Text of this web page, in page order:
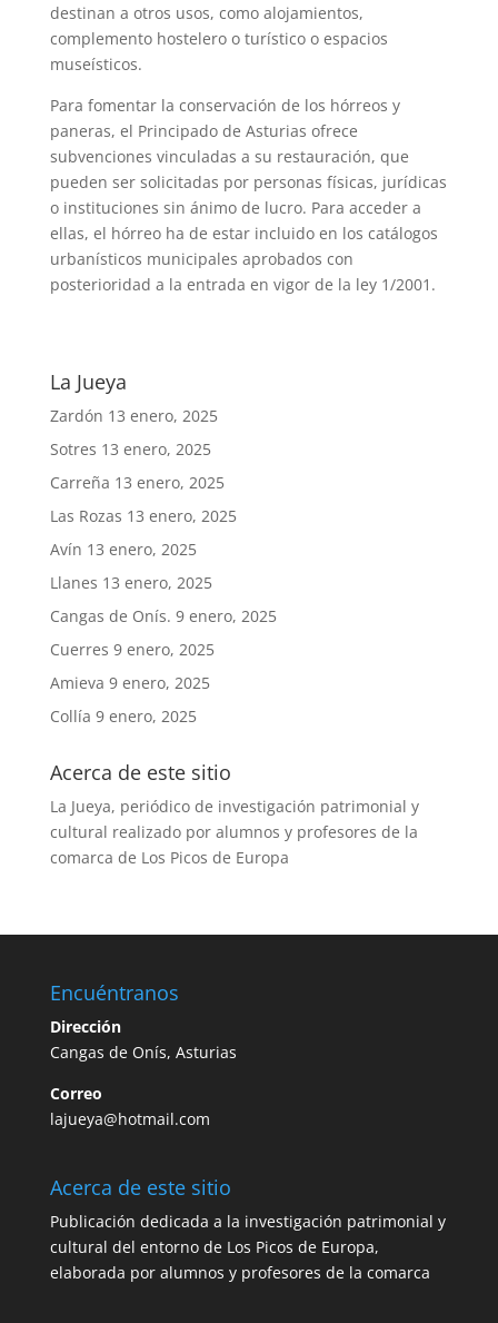
destinan a otros usos, como alojamientos,
complemento hostelero o turístico o espacios
museísticos.
Para fomentar la conservación de los hórreos y
paneras, el Principado de Asturias ofrece
subvenciones vinculadas a su restauración, que
pueden ser solicitadas por personas físicas, jurídicas
o instituciones sin ánimo de lucro. Para acceder a
ellas, el hórreo ha de estar incluido en los catálogos
urbanísticos municipales aprobados con
posterioridad a la entrada en vigor de la ley 1/2001.
La Jueya
Zardón 13 enero, 2025
Sotres 13 enero, 2025
Carreña 13 enero, 2025
Las Rozas 13 enero, 2025
Avín 13 enero, 2025
Llanes 13 enero, 2025
Cangas de Onís. 9 enero, 2025
Cuerres 9 enero, 2025
Amieva 9 enero, 2025
Collía 9 enero, 2025
Acerca de este sitio
La Jueya, periódico de investigación patrimonial y
cultural realizado por alumnos y profesores de la
comarca de Los Picos de Europa
Encuéntranos
Dirección
Cangas de Onís, Asturias
Correo
lajueya@hotmail.com
Acerca de este sitio
Publicación dedicada a la investigación patrimonial y
cultural del entorno de Los Picos de Europa,
elaborada por alumnos y profesores de la comarca